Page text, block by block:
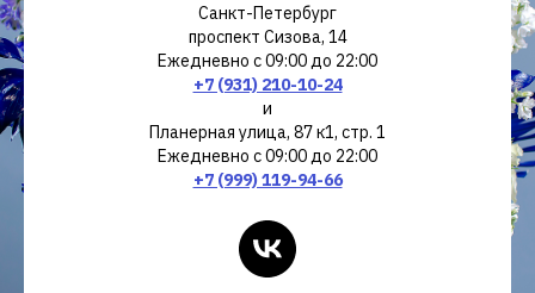
Санкт-Петербург
проспект Сизова, 14
Ежедневно с 09:00 до 22:00
+7 (931) 210-10-24
и
Планерная улица, 87 к1, стр. 1
Ежедневно с 09:00 до 22:00
+7 (999) 119-94-66